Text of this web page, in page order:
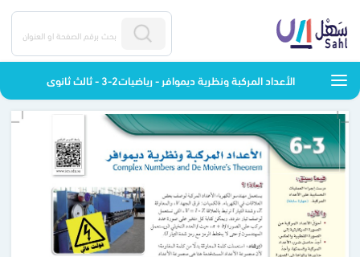
الأعداد المركبة ونظرية ديموافر - رياضيات2-3 - ثالث ثانوي